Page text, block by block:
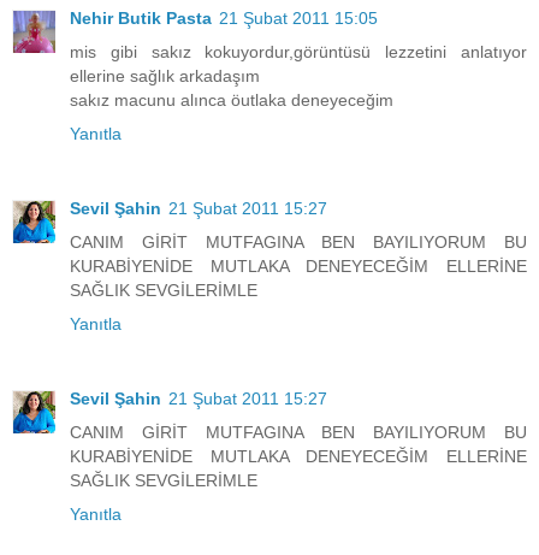
Nehir Butik Pasta 21 Şubat 2011 15:05
mis gibi sakız kokuyordur,görüntüsü lezzetini anlatıyor
ellerine sağlık arkadaşım
sakız macunu alınca öutlaka deneyeceğim
Yanıtla
Sevil Şahin 21 Şubat 2011 15:27
CANIM GİRİT MUTFAGINA BEN BAYILIYORUM BU
KURABİYENİDE MUTLAKA DENEYECEĞİM ELLERİNE
SAĞLIK SEVGİLERİMLE
Yanıtla
Sevil Şahin 21 Şubat 2011 15:27
CANIM GİRİT MUTFAGINA BEN BAYILIYORUM BU
KURABİYENİDE MUTLAKA DENEYECEĞİM ELLERİNE
SAĞLIK SEVGİLERİMLE
Yanıtla